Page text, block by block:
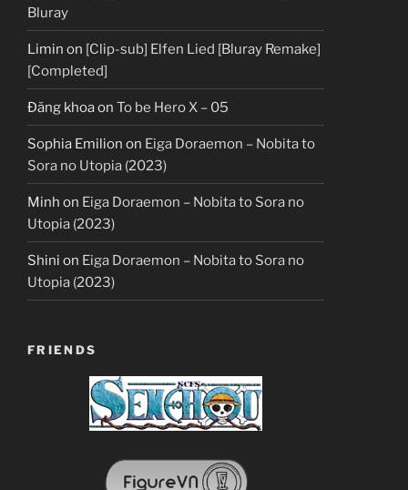
Bluray
Limin on [Clip-sub] Elfen Lied [Bluray Remake]
[Completed]
Đăng khoaon To be Hero X – 05
Sophia Emilion on Eiga Doraemon – Nobita to
Sora no Utopia (2023)
Minh on Eiga Doraemon – Nobita to Sora no
Utopia (2023)
Shini on Eiga Doraemon – Nobita to Sora no
Utopia (2023)
FRIENDS